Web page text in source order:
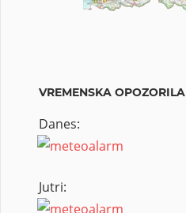
VREMENSKA OPOZORILA
Danes:
Jutri: